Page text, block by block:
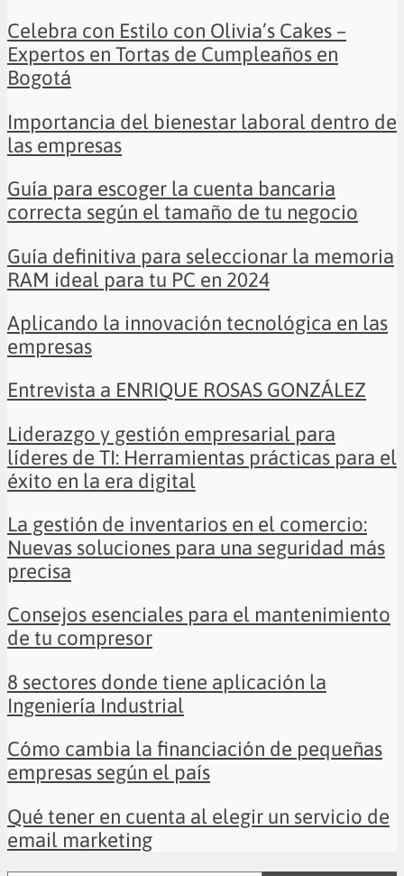
Celebra con Estilo con Olivia’s Cakes –
Expertos en Tortas de Cumpleaños en
Bogotá
Importancia del bienestar laboral dentro de
las empresas
Guía para escoger la cuenta bancaria
correcta según el tamaño de tu negocio
Guía definitiva para seleccionar la memoria
RAM ideal para tu PC en 2024
Aplicando la innovación tecnológica en las
empresas
Entrevista a ENRIQUE ROSAS GONZÁLEZ
Liderazgo y gestión empresarial para
líderes de TI: Herramientas prácticas para el
éxito en la era digital
La gestión de inventarios en el comercio:
Nuevas soluciones para una seguridad más
precisa
Consejos esenciales para el mantenimiento
de tu compresor
8 sectores donde tiene aplicación la
Ingeniería Industrial
Cómo cambia la financiación de pequeñas
empresas según el país
Qué tener en cuenta al elegir un servicio de
email marketing